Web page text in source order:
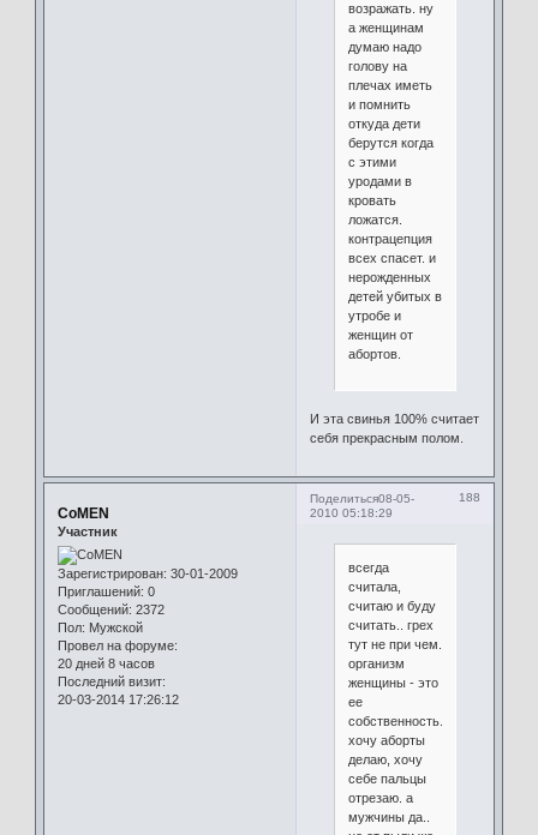
возражать. ну
а женщинам
думаю надо
голову на
плечах иметь
и помнить
откуда дети
берутся когда
с этими
уродами в
кровать
ложатся.
контрацепция
всех спасет. и
нерожденных
детей убитых в
утробе и
женщин от
абортов.
И эта свинья 100% считает
себя прекрасным полом.
Поделиться 188
08-05-
2010 05:18:29
CoMEN
Участник
Зарегистрирован: 30-01-2009
Приглашений: 0
Сообщений: 2372
Пол: Мужской
Провел на форуме:
20 дней 8 часов
Последний визит:
20-03-2014 17:26:12
всегда
считала,
считаю и буду
считать.. грех
тут не при чем.
организм
женщины - это
ее
собственность.
хочу аборты
делаю, хочу
себе пальцы
отрезаю. а
мужчины да..